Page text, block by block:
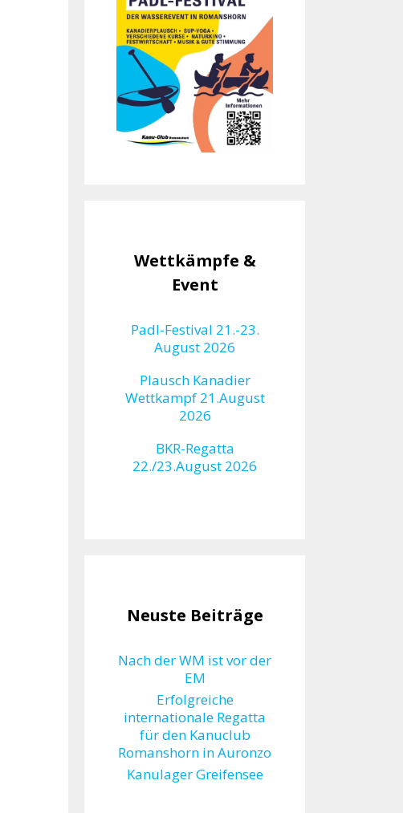
Wettkämpfe &
Event
Padl-Festival 21.-23.
August 2026
Plausch Kanadier
Wettkampf 21.August
2026
BKR-Regatta
22./23.August 2026
Neuste Beiträge
Nach der WM ist vor der
EM
Erfolgreiche
internationale Regatta
für den Kanuclub
Romanshorn in Auronzo
Kanulager Greifensee